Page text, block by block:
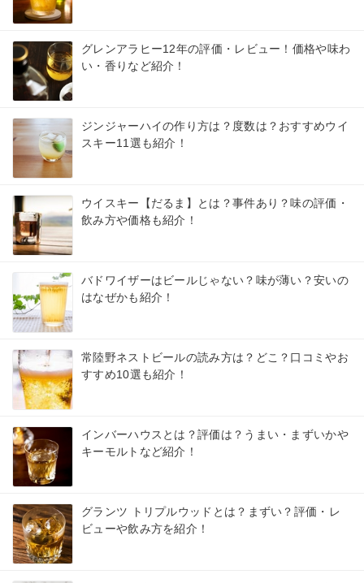
グレンアラヒー12年の評価・レビュー！価格や味わ
い・香りなど紹介！
ジンジャーハイの作り方は？度数は？おすすめウイ
スキー11選も紹介！
ウイスキー【だるま】とは？事件あり？味の評価・
飲み方や価格も紹介！
バドワイザーはビールじゃない？味が薄い？安いの
はなぜかも紹介！
常陸野ネストビールの読み方は？どこ？口コミやお
すすめ10選も紹介！
インバーハウスとは？評価は？うまい・まずいかや
キーモルトなど紹介！
グランツ トリプルウッドとは？まずい？評価・レ
ビューや飲み方を紹介！